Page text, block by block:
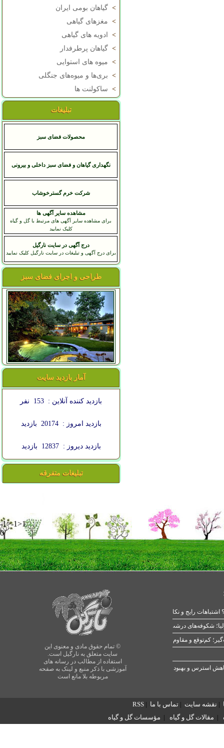
> گیاهان بومی ایران
> مغزهای گیاهی
>
ادویه های گیاهی
> گیاهان پرطرفدار
> میوه های استوایی
> بری‌ها و میوه‌های جنگلی
> ساکولنت ها
تبلیغات
محصولات فضای سبز
نگهداری گیاهان و فضای سبز داخلی و بیرونی
شرکت خرم گسترخوشاب
مشاهده سایر آگهی ها
برای مشاهده سایر آگهی های مرتبط با گل و گیاه
کلیک نمایید
درج آگهی در سایت نارگیل
برای درج آگهی و تبلیغات در سایت نارگیل کلیک نمایید
طراحی و اجرای فضای سبز
آمار بازدید سایت
بازدید کننده آنلاین : 153 نفر
بازدید امروز : 20174 بازدید
بازدید دیروز : 12837 بازدید
تبلیغات متفرقه
-1>-1>1
0
© تمام حقوق مادی و معنوی این
سایت متعلق به نارگیل است.
استفاده از مطالب در رسانه های
آموزشی با ذکر منبع و لینک به صفحه
مربوطه بلا مانع است
رایج و نکات طلایی
شکوفه‌های درشت در بهار
| نقشه سایت | تماس با ما |
RSS
| مقالات گل و گیاه | مؤسسات گل و گیاه